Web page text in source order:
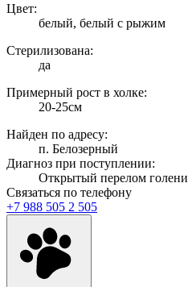
Цвет:
белый, белый с рыжим
Стерилизована:
да
Примерный рост в холке:
20-25см
Найден по адресу:
п. Белозерный
Диагноз при поступлении:
Открытый перелом голени
Связаться по телефону
+7 988 505 2 505